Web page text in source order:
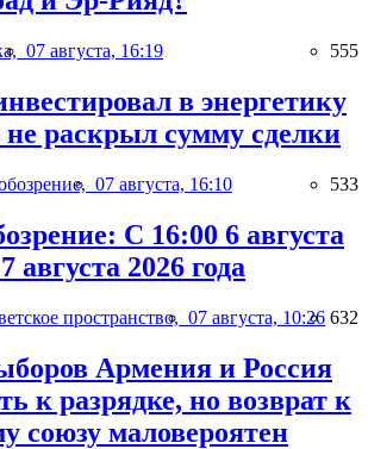
07 августа, 16:19 555
в энергетику
раскрыл сумму сделки
07 августа, 16:10 533
С 16:00 6 августа
августа 2026 года
пространство, 07 августа, 10:26 632
Армения и Россия
к разрядке, но возврат к
союзу маловероятен